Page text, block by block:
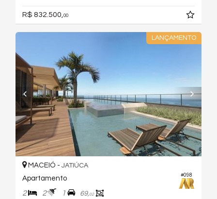
R$ 832.500, 00
LANÇAMENTO
#098
MACEIÓ - JATIÚCA
Apartamento
2 2 1 69,02